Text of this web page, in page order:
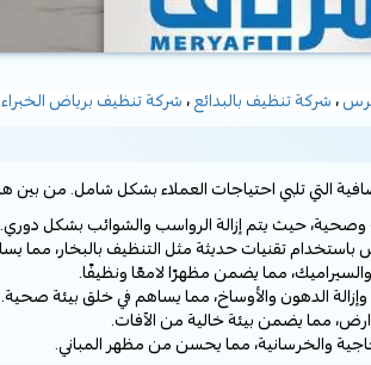
، شركة تنظيف بالبدائع ، شركة تنظيف برياض الخبراء
التي تلبي احتياجات العملاء بشكل شامل. من بين
حيث يتم إزالة الرواسب والشوائب بشكل دوري.
تقنيات حديثة مثل التنظيف بالبخار، مما
مما يضمن مظهرًا لامعًا ونظيفًا.
الدهون والأوساخ، مما يساهم في خلق بيئة صحية.
مما يضمن بيئة خالية من الآفات.
والخرسانية، مما يحسن من مظهر المباني.